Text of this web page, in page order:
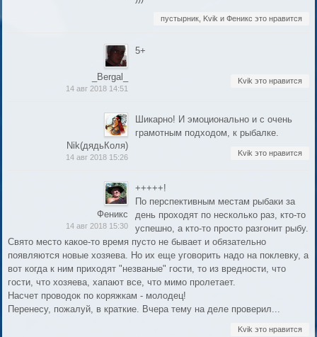
пустырник, Kvik и Феникс это нравится
_Bergal_
14 авг 2018 14:51
5+
Kvik это нравится
Nik(дядьКоля)
14 авг 2018 15:26
Шикарно! И эмоционально и с очень
грамотным подходом, к рыбалке.
Kvik это нравится
Феникс
14 авг 2018 15:30
+++++!
По перспективным местам рыбаки за
день проходят по несколько раз, кто-то
успешно, а кто-то просто разгонит рыбу.
Свято место какое-то время пусто не бывает и обязательно
появляются новые хозяева. Но их еще уговорить надо на поклевку, а
вот когда к ним приходят "незваные" гости, то из вредности, что
гости, что хозяева, хапают все, что мимо пролетает.
Насчет проводок по коряжкам - молодец!
Перенесу, пожалуй, в краткие. Вчера тему на деле проверил...
Kvik это нравится